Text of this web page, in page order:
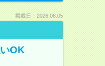
掲載日：2026.08.05
OK